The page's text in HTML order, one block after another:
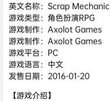
英文名称：Scrap Mechanic
游戏类型：角色扮演RPG
游戏制作：Axolot Games
游戏制作：Axolot Games
游戏平台：PC
游戏语言：中文
发售日期：2016-01-20
【游戏介绍】